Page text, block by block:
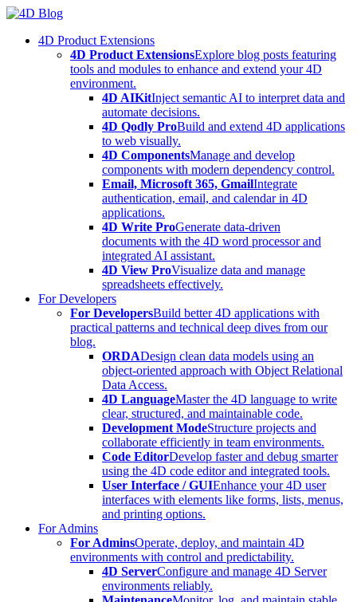
Skip
content4D Product Extensions
4D Product ExtensionsExplore blog posts featuring
tools and modules to enhance and extend your 4D
environment.
4D AIKitInject semantic AI to interpret data and
automate decisions.
4D Qodly ProBuild and extend 4D applications
to web visually.
4D ComponentsManage and develop
components with modern dependency control.
Email, Microsoft 365, GmailIntegrate
authentication, email, and calendar in 4D
applications.
4D Write ProGenerate data-driven
documents with the 4D word processor and
integrated AI assistant.
4D View ProVisualize data and manage
spreadsheets effectively.
For Developers
For DevelopersBuild better 4D applications with
practical patterns and technical deep dives from our
blog.
ORDADesign clean data models using an
object-oriented approach with Object Relational
Data Access.
4D LanguageMaster the 4D language to write
clear, structured, and maintainable code.
Development ModeStructure projects and
collaborate efficiently in team environments.
Code EditorDevelop faster and debug smarter
using the 4D code editor and integrated tools.
User Interface / GUIEnhance your 4D user
interfaces with elements like forms, lists, menus,
and printing options.
For Admins
For AdminsOperate, deploy, and maintain 4D
environments with control and predictability.
4D ServerConfigure and manage 4D Server
environments reliably.